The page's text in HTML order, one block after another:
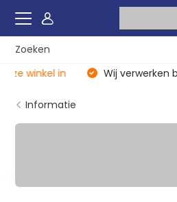
Wij verwerken bestellingen
Informatie